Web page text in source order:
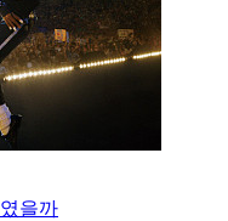
을까